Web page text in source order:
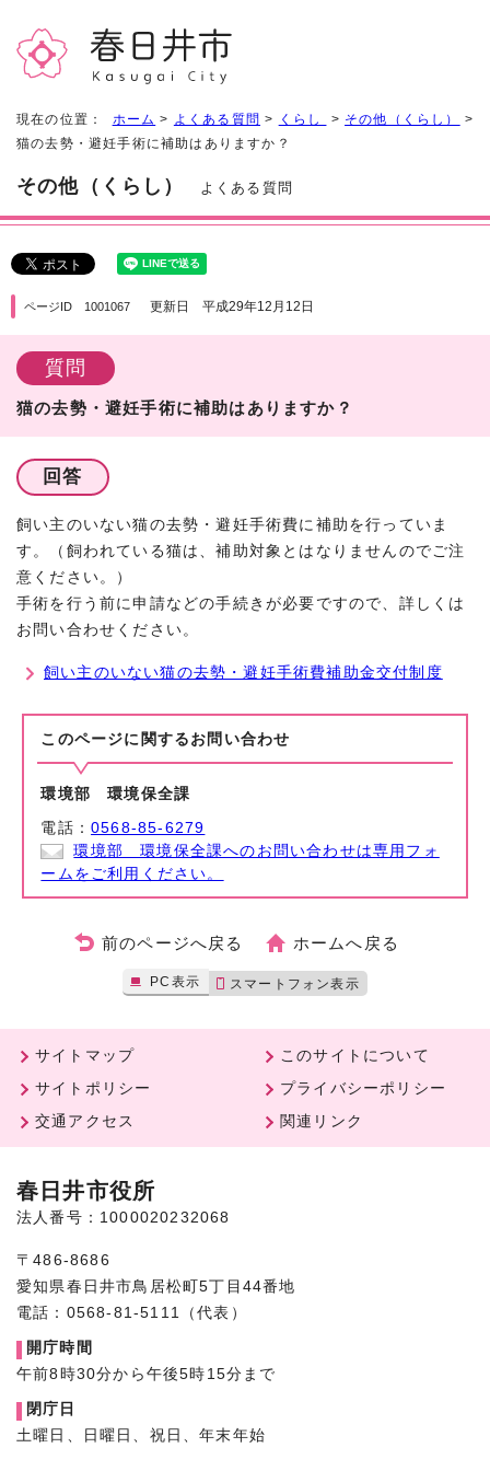
現在の位置： ホーム > よくある質問 > くらし > その他（くらし）
>
猫の去勢・避妊手術に補助はありますか？
その他（くらし） よくある質問
ページID 1001067 更新日 平成29年12月12日
質問
猫の去勢・避妊手術に補助はありますか？
回答
飼い主のいない猫の去勢・避妊手術費に補助を行っていま
す。（飼われている猫は、補助対象とはなりませんのでご注
意ください。）
手術を行う前に申請などの手続きが必要ですので、詳しくは
お問い合わせください。
飼い主のいない猫の去勢・避妊手術費補助金交付制度
このページに関する お問い合わせ
環境部 環境保全課
電話：0568-85-6279
環境部 環境保全課へのお問い合わせは専用フォ
ームをご利用ください。
前のページへ戻る ホームへ戻る
PC表示 スマートフォン表示
サイトマップ
このサイトについて
サイトポリシー
プライバシーポリシー
交通アクセス
関連リンク
春日井市役所
法人番号：1000020232068
〒486-8686
愛知県春日井市鳥居松町5丁目44番地
電話：0568-81-5111（代表）
開庁時間
午前8時30分から午後5時15分まで
閉庁日
土曜日、日曜日、祝日、年末年始